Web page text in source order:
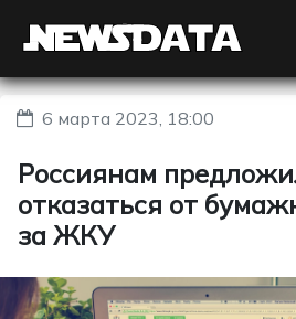
6 марта 2023, 18:00
Россиянам
отказаться от
за ЖКУ